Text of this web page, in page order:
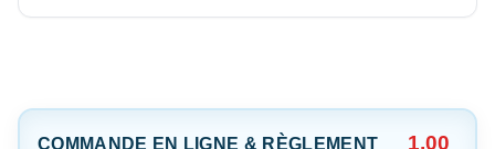
COMMANDE EN LIGNE & RÈGLEMENT 1,00